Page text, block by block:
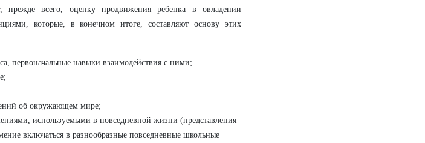
прежде всего, оценку продвижения ребенка в овладении
которые, в конечном итоге, составляют основу этих
первоначальные навыки взаимодействия с ними;
об окружающем мире;
используемыми в повседневной жизни (представления
включаться в разнообразные повседневные школьные